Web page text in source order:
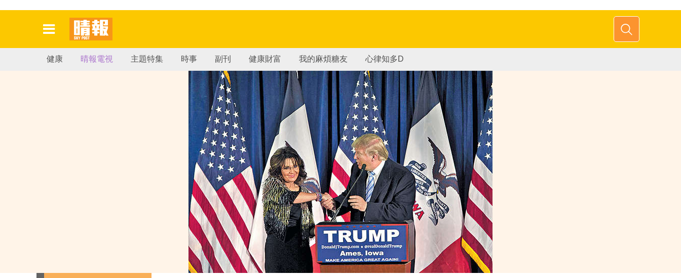
健康 晴報電視 主題特集 時事 副刊 健康財富 我的麻煩糖友 心律知多D